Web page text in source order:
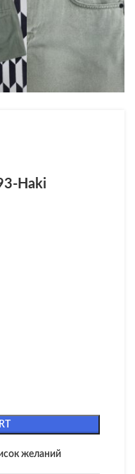
Haki
желаний